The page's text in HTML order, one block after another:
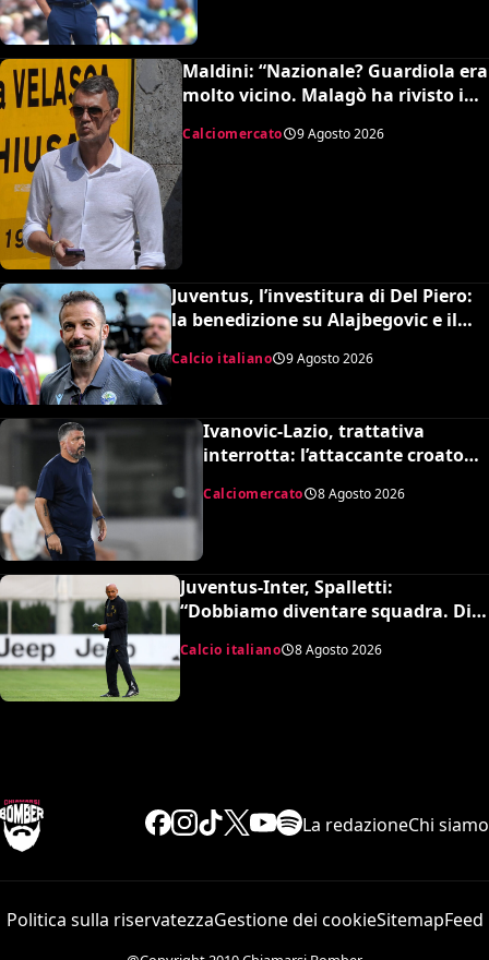
Maldini: “Nazionale? Guardiola era
molto vicino. Malagò ha rivisto i
Calciomercato 9 Agosto 2026
Juventus, l’investitura di Del Piero:
la benedizione su Alajbegovic e il
fattore Spalletti per il ritorno in alto
Calcio italiano 9 Agosto 2026
Ivanovic-Lazio, trattativa
interrotta: l’attaccante croato
Calciomercato 8 Agosto 2026
Juventus-Inter, Spalletti:
“Dobbiamo diventare squadra. Di
Gregorio? Cose che possono
capitare”
Calcio italiano 8 Agosto 2026
La redazioneChi siamo
Politica sulla riservatezzaGestione dei cookieSitemapFeed